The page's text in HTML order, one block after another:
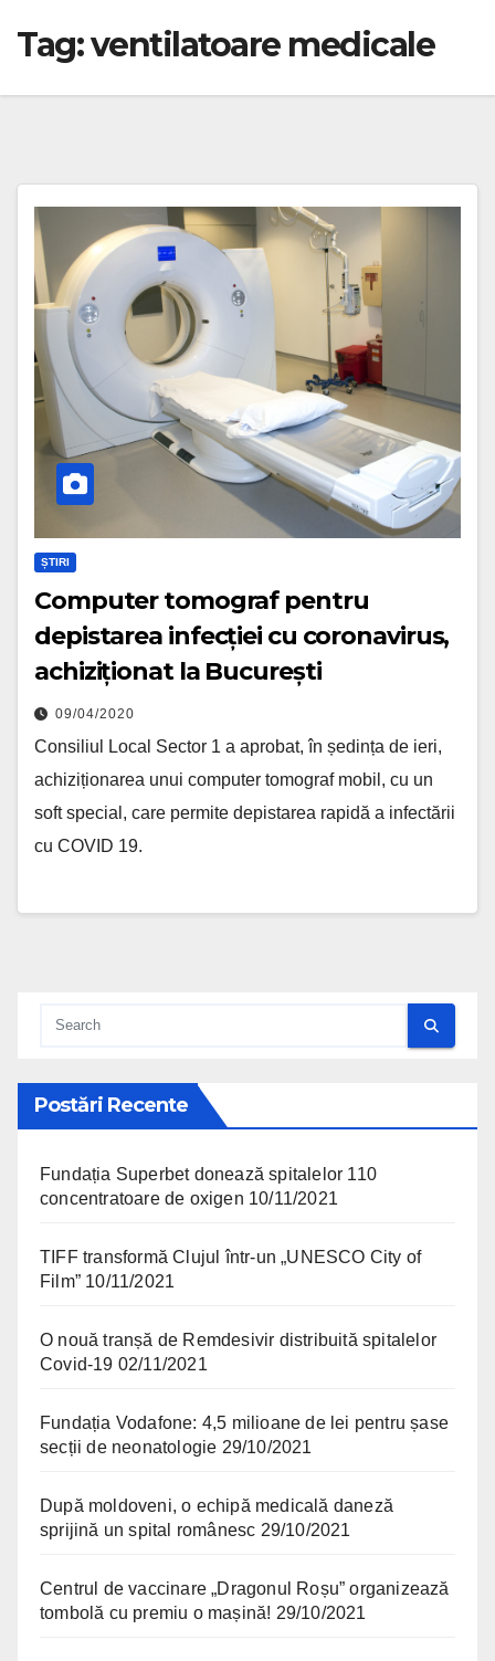
Tag:ventilatoare medicale
ȘTIRI
Computer tomograf pentru
depistarea infecției cu coronavirus,
achiziționat la București
09/04/2020
Consiliul Local Sector 1 a aprobat, în ședința de ieri,
achiziționarea unui computer tomograf mobil, cu un
soft special, care permite depistarea rapidă a infectării
cu COVID 19.
Postări Recente
Fundația Superbet donează spitalelor 110
concentratoare de oxigen 10/11/2021
TIFF transformă Clujul într-un „UNESCO City of
Film” 10/11/2021
O nouă tranșă de Remdesivir distribuită spitalelor
Covid-19 02/11/2021
Fundația Vodafone: 4,5 milioane de lei pentru șase
secții de neonatologie 29/10/2021
După moldoveni, o echipă medicală daneză
sprijină un spital românesc 29/10/2021
Centrul de vaccinare „Dragonul Roșu” organizează
tombolă cu premiu o mașină! 29/10/2021